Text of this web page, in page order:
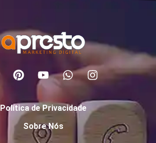
Política de Privacidade
Sobre Nós